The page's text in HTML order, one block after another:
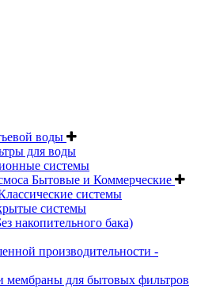
воды
для воды
системы
Бытовые и Коммерческие
системы
системы
накопительного бака)
производительности -
для бытовых фильтров